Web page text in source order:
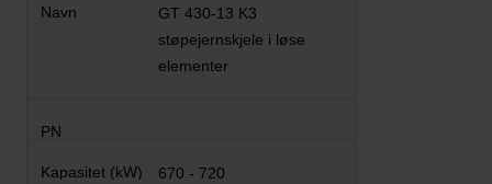
GT 430-13 K3
støpejernskjele i løse
elementer
670 - 720